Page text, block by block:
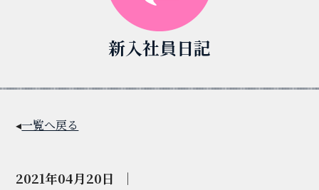
新入社員日記
◂一覧へ戻る
2021年04月20日 ｜